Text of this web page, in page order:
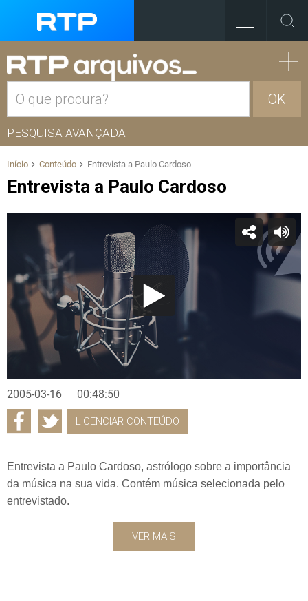
OK
PESQUISA AVANÇADA
Início Conteúdo Entrevista a Paulo Cardoso
Entrevista a Paulo Cardoso
2005-03-16 00:48:50
LICENCIAR CONTEÚDO
Entrevista a Paulo Cardoso, astrólogo sobre a importância
da música na sua vida. Contém música selecionada pelo
entrevistado.
VER MAIS